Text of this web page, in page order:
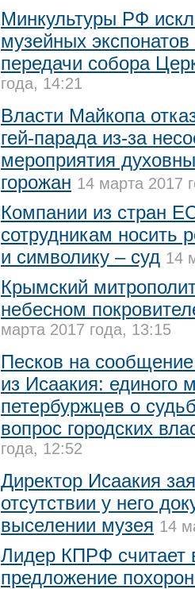
Минкультуры РФ
музейных
передачи собора
года, 14:21
Власти Майкопа
гей-парада из-за
мероприятия
горожан 14 марта 2017
Компании из стран
сотрудникам носить
и символику – суд 14
Крымский
небесном
марта 2017 года, 13:15
Песков на
из Исаакия: единого
петербуржцев о
вопрос городских
года, 12:52
Директор Исаакия
отсутствии у него
выселении музея 14
Лидер КПРФ считает
предложение